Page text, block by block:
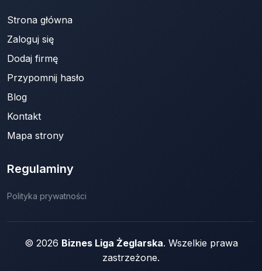
Strona główna
Zaloguj się
Dodaj firmę
Przypomnij hasło
Blog
Kontakt
Mapa strony
Regulaminy
Polityka prywatności
© 2026 Biznes Liga Żeglarska. Wszelkie prawa
zastrzeżone.